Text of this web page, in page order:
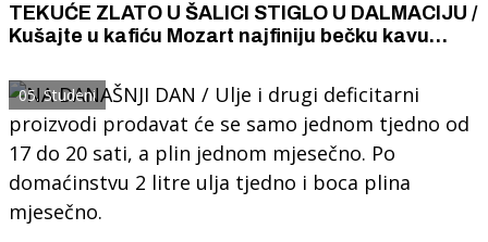
TEKUĆE ZLATO U ŠALICI STIGLO U DALMACIJU /
Kušajte u kafiću Mozart najfiniju bečku kavu
recepturom
05. Studeni